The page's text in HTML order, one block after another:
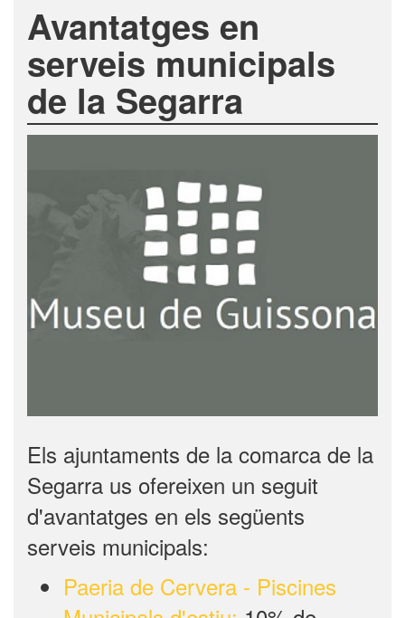
Avantatges en
serveis municipals
de la Segarra
Els ajuntaments de la comarca de la
Segarra us ofereixen un seguit
d'avantatges en els següents
serveis municipals:
Paeria de Cervera - Piscines